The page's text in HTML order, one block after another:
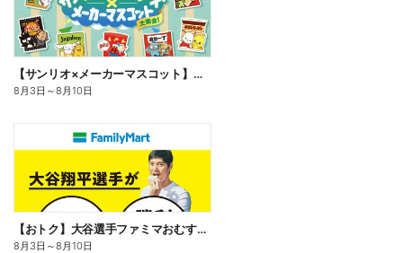
【サンリオ×メーカーマスコット】オリジナルグッズ貰える!
8月3日 ～8月10日
【おトク】大谷選手ファミマおむすび割
8月3日 ～8月10日